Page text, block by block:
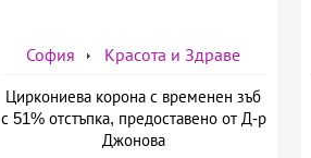
София Красота и Здраве
Циркониева корона с временен зъб
с 51% отстъпка, предоставено от Д-р
Джонова